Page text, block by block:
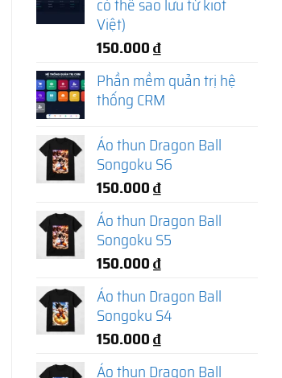
Việt)
150.000₫
Phần mềm quản trị hệ
thống CRM
Áo thun Dragon Ball
Songoku S6
150.000₫
Áo thun Dragon Ball
Songoku S5
150.000₫
Áo thun Dragon Ball
Songoku S4
150.000₫
Áo thun Dragon Ball